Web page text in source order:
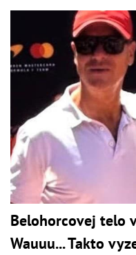
Belohorcovej telo
Wauuu... Takto